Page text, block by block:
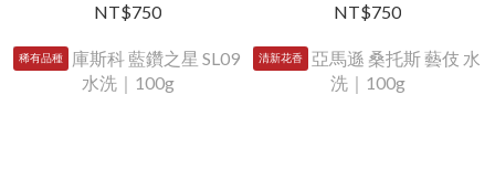
NT$750 NT$750
稀有品種 清新花香